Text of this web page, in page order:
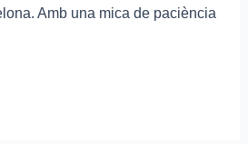
Amb una mica de paciència